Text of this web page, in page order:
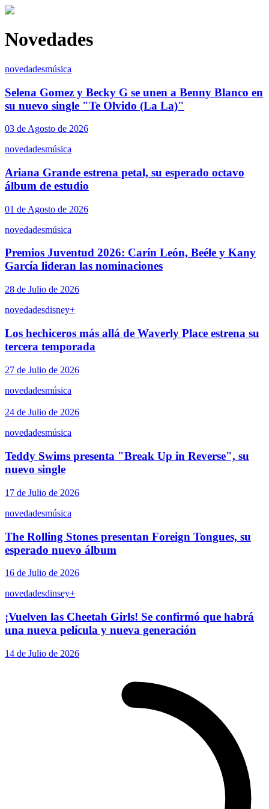
Novedades
novedadesmúsica
Selena Gomez y Becky G se unen a Benny Blanco en
su nuevo single "Te Olvido (La La)"
03 de Agosto de 2026
novedadesmúsica
Ariana Grande estrena petal, su esperado octavo
álbum de estudio
01 de Agosto de 2026
novedadesmúsica
Premios Juventud 2026: Carín León, Beéle y Kany
García lideran las nominaciones
28 de Julio de 2026
novedadesdisney+
Los hechiceros más allá de Waverly Place estrena su
tercera temporada
27 de Julio de 2026
novedadesmúsica
24 de Julio de 2026
novedadesmúsica
Teddy Swims presenta "Break Up in Reverse", su
nuevo single
17 de Julio de 2026
novedadesmúsica
The Rolling Stones presentan Foreign Tongues, su
esperado nuevo álbum
16 de Julio de 2026
novedadesdinsey+
¡Vuelven las Cheetah Girls! Se confirmó que habrá
una nueva película y nueva generación
14 de Julio de 2026